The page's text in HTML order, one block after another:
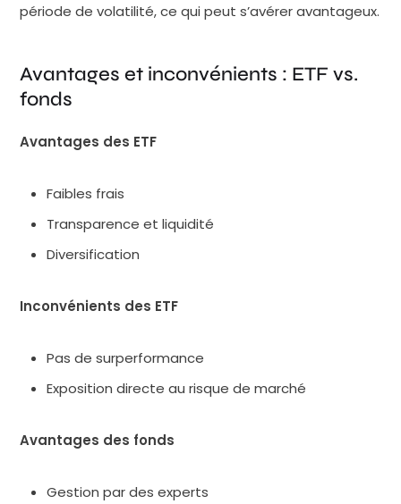
période de volatilité, ce qui peut s’avérer avantageux.
Avantages et inconvénients : ETF vs.
fonds
Avantages des ETF
Faibles frais
Transparence et liquidité
Diversification
Inconvénients des ETF
Pas de surperformance
Exposition directe au risque de marché
Avantages des fonds
Gestion par des experts